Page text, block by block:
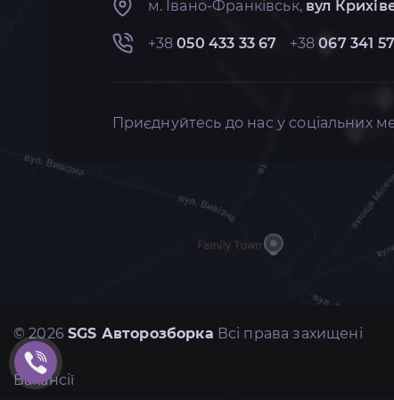
м. Івано-Франківськ, вул
+38050 433 33 67 +38067 341
Приєднуйтесь до нас у соціальних
© 2026SGS Авторозборка Всі права захищені
Вакансії